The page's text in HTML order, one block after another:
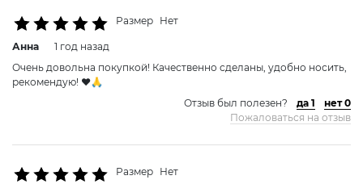
Размер Нет
Анна
1 год назад
Очень довольна покупкой! Качественно сделаны, удобно носить,
рекомендую! ❤️🙏
Отзыв был полезен?
да 1
нет 0
Пожаловаться на отзыв
Размер Нет